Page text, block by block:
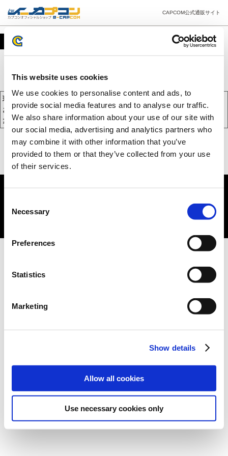
This website uses cookies
We use cookies to personalise content and ads, to
provide social media features and to analyse our traffic.
We also share information about your use of our site with
our social media, advertising and analytics partners who
may combine it with other information that you’ve
provided to them or that they’ve collected from your use
of their services.
Selection
Necessary
Preferences
Statistics
Marketing
Show details
Allow all cookies
Use necessary cookies only
CAPCOM公式通販サイト
カート
現在、カートには商品が入っておりません。
お買い物を続けるには下の 「お買い物を続ける」 をクリックしてく
ださい。